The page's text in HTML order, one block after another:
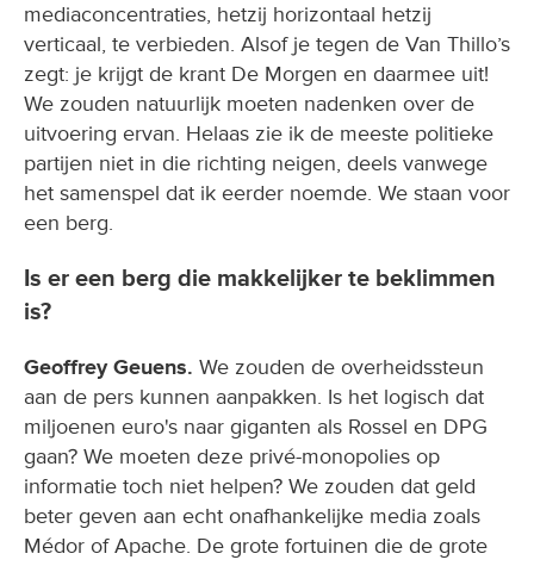
mediaconcentraties, hetzij horizontaal hetzij
verticaal, te verbieden. Alsof je tegen de Van Thillo’s
zegt: je krijgt de krant De Morgen en daarmee uit!
We zouden natuurlijk moeten nadenken over de
uitvoering ervan. Helaas zie ik de meeste politieke
partijen niet in die richting neigen, deels vanwege
het samenspel dat ik eerder noemde. We staan voor
een berg.
Is er een berg die makkelijker te beklimmen
is?
Geoffrey Geuens. We zouden de overheidssteun
aan de pers kunnen aanpakken. Is het logisch dat
miljoenen euro's naar giganten als Rossel en DPG
gaan? We moeten deze privé-monopolies op
informatie toch niet helpen? We zouden dat geld
beter geven aan echt onafhankelijke media zoals
Médor of Apache. De grote fortuinen die de grote